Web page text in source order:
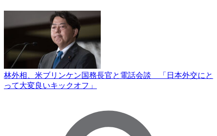
林外相、米ブリンケン国務長官と電話会談 「日本外交にと
って大変良いキックオフ」